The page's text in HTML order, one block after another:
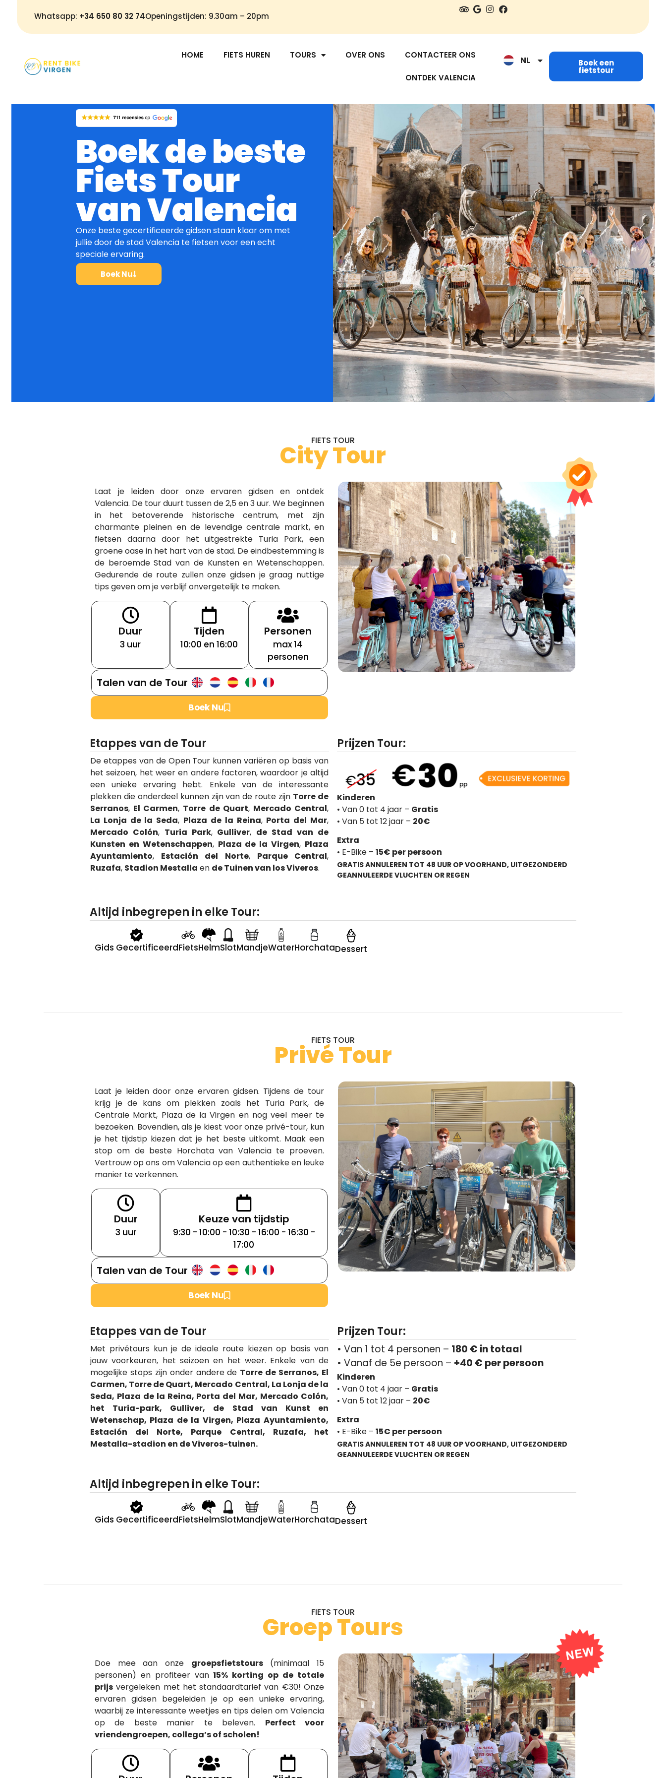
Whatsapp: +34 650 80 32 74Openingstijden: 9.30am – 20pm
HOME FIETS HUREN TOURS OVER ONS CONTACTEER ONS
ONTDEK VALENCIA
NL
IT
Boek een
fietstour
Boek de beste
Fiets Tour
van Valencia
Onze beste gecertificeerde gidsen staan klaar om met
jullie door de stad Valencia te fietsen voor een echt
speciale ervaring.
Boek Nu
FIETS TOUR
City Tour
Laat je leiden door onze ervaren gidsen en ontdek
Valencia. De tour duurt tussen de 2,5 en 3 uur. We beginnen
in het betoverende historische centrum, met zijn
charmante pleinen en de levendige centrale markt, en
fietsen daarna door het uitgestrekte Turia Park, een
groene oase in het hart van de stad. De eindbestemming is
de beroemde Stad van de Kunsten en Wetenschappen.
Gedurende de route zullen onze gidsen je graag nuttige
tips geven om je verblijf onvergetelijk te maken.
Duur
3 uur
Tijden
10:00 en 16:00
Personen
max 14
personen
Talen van de Tour
Boek Nu
Etappes van de Tour
De etappes van de Open Tour kunnen variëren op basis van
het seizoen, het weer en andere factoren, waardoor je altijd
een unieke ervaring hebt. Enkele van de interessante
plekken die onderdeel kunnen zijn van de route zijn Torre de
Serranos, El Carmen, Torre de Quart, Mercado Central,
La Lonja de la Seda, Plaza de la Reina, Porta del Mar,
Mercado Colón, Turia Park, Gulliver, de Stad van de
Kunsten en Wetenschappen, Plaza de la Virgen, Plaza
Ayuntamiento, Estación del Norte, Parque Central,
Ruzafa, Stadion Mestalla en de Tuinen van los Viveros.
Prijzen Tour:
Kinderen
• Van 0 tot 4 jaar – Gratis
• Van 5 tot 12 jaar – 20€
Extra
• E-Bike – 15€ per persoon
GRATIS ANNULEREN TOT 48 UUR OP VOORHAND, UITGEZONDERD
GEANNULEERDE VLUCHTEN OR REGEN
Altijd inbegrepen in elke Tour:
Gids GecertificeerdFietsHelmSlotMandjeWaterHorchataDessert
FIETS TOUR
Privé Tour
Laat je leiden door onze ervaren gidsen. Tijdens de tour
krijg je de kans om plekken zoals het Turia Park, de
Centrale Markt, Plaza de la Virgen en nog veel meer te
bezoeken. Bovendien, als je kiest voor onze privé-tour, kun
je het tijdstip kiezen dat je het beste uitkomt. Maak een
stop om de beste Horchata van Valencia te proeven.
Vertrouw op ons om Valencia op een authentieke en leuke
manier te verkennen.
Duur
3 uur
Keuze van tijdstip
9:30 - 10:00 - 10:30 - 16:00 - 16:30 -
17:00
Talen van de Tour
Boek Nu
Etappes van de Tour​
Met privétours kun je de ideale route kiezen op basis van
jouw voorkeuren, het seizoen en het weer. Enkele van de
mogelijke stops zijn onder andere de Torre de Serranos, El
Carmen, Torre de Quart, Mercado Central, La Lonja de la
Seda, Plaza de la Reina, Porta del Mar, Mercado Colón,
het Turia-park, Gulliver, de Stad van Kunst en
Wetenschap, Plaza de la Virgen, Plaza Ayuntamiento,
Estación del Norte, Parque Central, Ruzafa, het
Mestalla-stadion en de Viveros-tuinen.
Prijzen Tour:
• Van 1 tot 4 personen – 180 € in totaal
• Vanaf de 5e persoon – +40 € per persoon
Kinderen
• Van 0 tot 4 jaar – Gratis
• Van 5 tot 12 jaar – 20€
Extra
• E-Bike – 15€ per persoon
GRATIS ANNULEREN TOT 48 UUR OP VOORHAND, UITGEZONDERD
GEANNULEERDE VLUCHTEN OR REGEN
Altijd inbegrepen in elke Tour:
Gids GecertificeerdFietsHelmSlotMandjeWaterHorchataDessert
FIETS TOUR
Groep Tours
Doe mee aan onze groepsfietstours(minimaal 15
personen) en profiteer van15% korting op de totale
prijsvergeleken met het standaardtarief van €30! Onze
ervaren gidsen begeleiden je op een unieke ervaring,
waarbij ze interessante weetjes en tips delen om Valencia
op de beste manier te beleven. Perfect voor
vriendengroepen, collega’s of scholen!